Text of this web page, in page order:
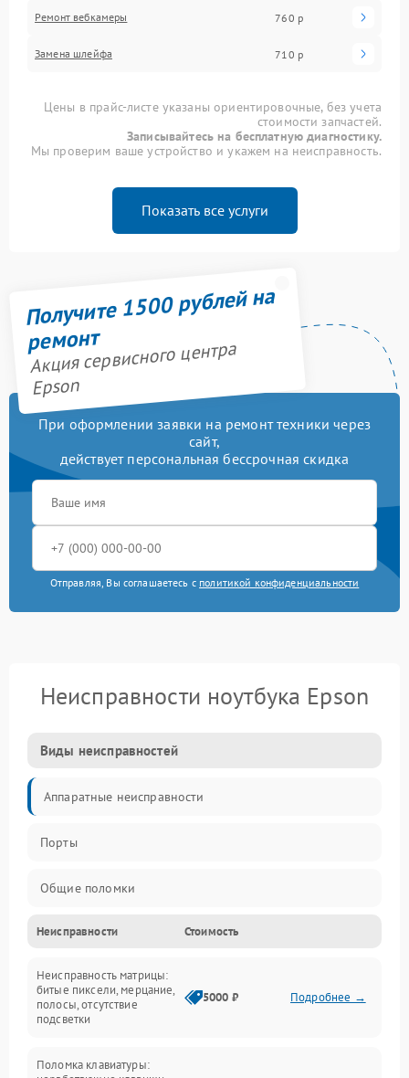
Ремонт вебкамеры 760 р
Замена шлейфа 710 р
Цены в прайс-листе указаны ориентировочные, без учета
стоимости запчастей.
Записывайтесь на бесплатную диагностику.
Мы проверим ваше устройство и укажем на неисправность.
Показать все услуги
Получите 1500 рублей на
ремонт
Акция сервисного центра
Epson
При оформлении заявки на ремонт техники через
сайт,
действует персональная бессрочная скидка
Отправляя, Вы соглашаетесь с политикой конфиденциальности
Неисправности ноутбука Epson
Виды неисправностей
Аппаратные неисправности
Порты
Общие поломки
Устройства
Программные ошибки
Электрические и системные сбои
Интерфейсные проблемы
Неисправности Стоимость
Неисправность матрицы:
битые пиксели, мерцание,
полосы, отсутствие
подсветки
5000 ₽ Подробнее →
Поломка клавиатуры: